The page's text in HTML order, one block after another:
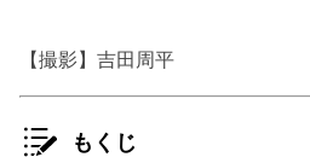
【撮影】吉田周平
もくじ